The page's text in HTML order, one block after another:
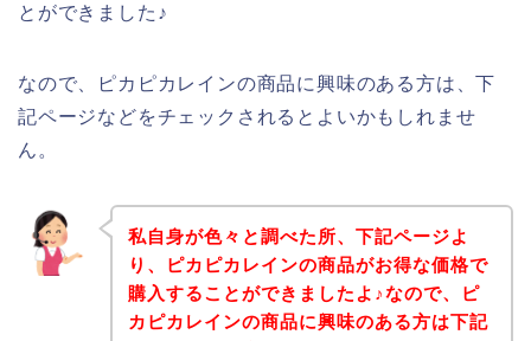
とができました♪
なので、ピカピカレインの商品に興味のある方は、下
記ページなどをチェックされるとよいかもしれませ
ん。
私自身が色々と調べた所、下記ページよ
り、ピカピカレインの商品がお得な価格で
購入することができましたよ♪なので、ピ
カピカレインの商品に興味のある方は下記